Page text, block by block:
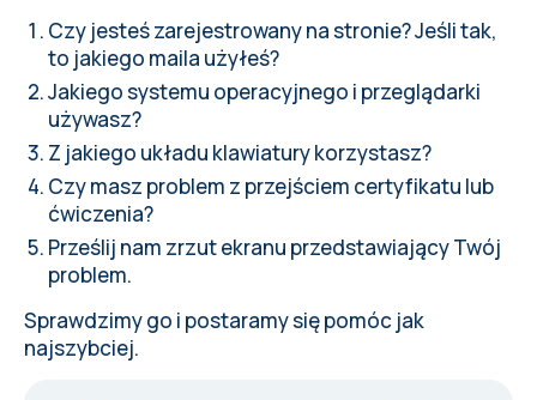
Czy jesteś zarejestrowany na stronie? Jeśli tak,
to jakiego maila użyłeś?
Jakiego systemu operacyjnego i przeglądarki
używasz?
Z jakiego układu klawiatury korzystasz?
Czy masz problem z przejściem certyfikatu lub
ćwiczenia?
Prześlij nam zrzut ekranu przedstawiający Twój
problem.
Sprawdzimy go i postaramy się pomóc jak
najszybciej.